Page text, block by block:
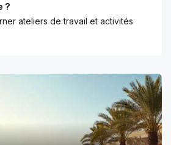
?
ateliers de travail et activités